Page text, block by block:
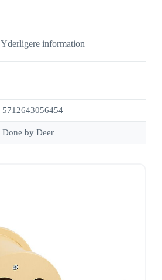
Yderligere information
5712643056454
Done by Deer